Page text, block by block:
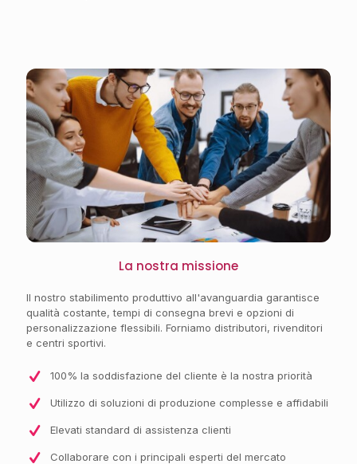
La nostra missione
Il nostro stabilimento produttivo all'avanguardia garantisce
qualità costante, tempi di consegna brevi e opzioni di
personalizzazione flessibili. Forniamo distributori, rivenditori
e centri sportivi.
100% la soddisfazione del cliente è la nostra priorità
Utilizzo di soluzioni di produzione complesse e affidabili
Elevati standard di assistenza clienti
Collaborare con i principali esperti del mercato